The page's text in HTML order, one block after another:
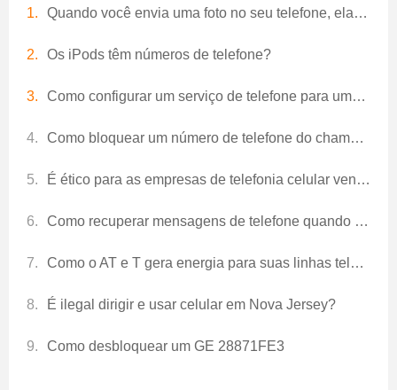
Quando você envia uma foto no seu telefone, ela é um texto?
Os iPods têm números de telefone?
Como configurar um serviço de telefone para uma casa em Moreno Valley, CA
Como bloquear um número de telefone do chamador
É ético para as empresas de telefonia celular vender telefones sem um aviso de saúde por escrito ao usuário?
Como recuperar mensagens de telefone quando você estiver longe de casa
Como o AT e T gera energia para suas linhas telefônicas?
É ilegal dirigir e usar celular em Nova Jersey?
Como desbloquear um GE 28871FE3